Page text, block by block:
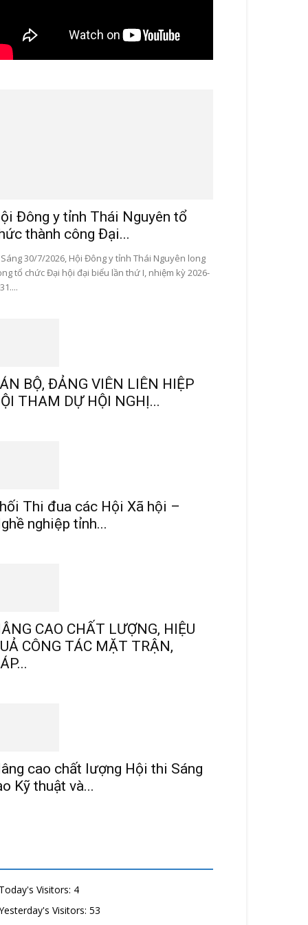
Đông y tỉnh Thái Nguyên tổ
thành công Đại...
30/7/2026, Hội Đông y tỉnh Thái Nguyên long
tổ chức Đại hội đại biểu lần thứ I, nhiệm kỳ 2026-
BỘ, ĐẢNG VIÊN LIÊN HIỆP
THAM DỰ HỘI NGHỊ...
Thi đua các Hội Xã hội –
nghiệp tỉnh...
CAO CHẤT LƯỢNG, HIỆU
CÔNG TÁC MẶT TRẬN,
cao chất lượng Hội thi Sáng
Kỹ thuật và...
Today's Visitors: 4
Visitors: 53